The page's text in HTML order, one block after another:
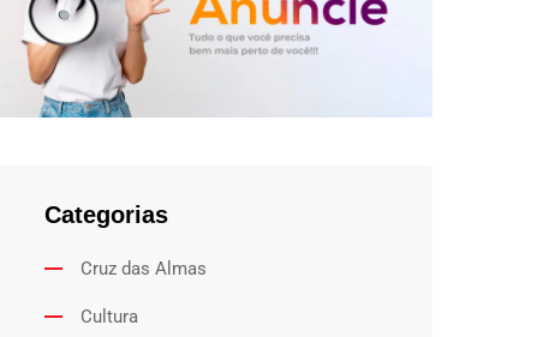
Categorias
Cruz das Almas
Cultura